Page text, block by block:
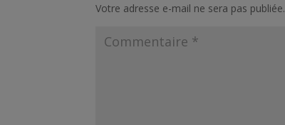
Votre adresse e-mail ne sera pas publiée.